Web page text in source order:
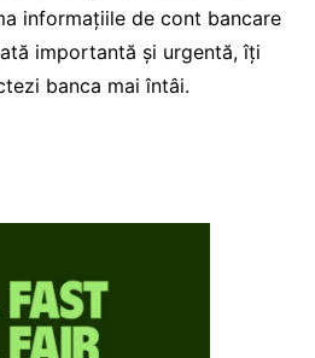
informațiile de cont bancare
importantă și urgentă, îți
banca mai întâi.